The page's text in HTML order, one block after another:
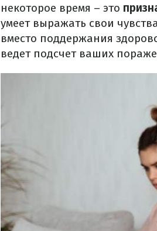
некоторое время – это
умеет выражать свои
вместо поддержания
ведет подсчет ваших